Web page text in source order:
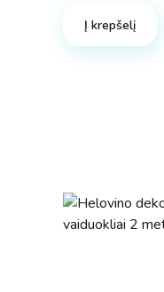
Į krepšelį